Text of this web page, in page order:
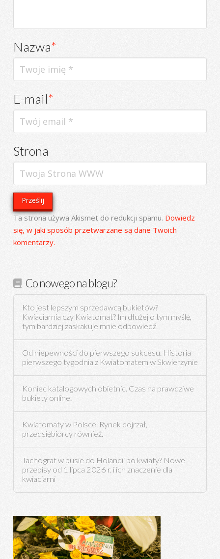
Nazwa*
E-mail*
Strona
Ta strona używa Akismet do redukcji spamu. Dowiedz
się, w jaki sposób przetwarzane są dane Twoich
komentarzy.
Co nowego na blogu?
Kto jest lepszym sprzedawcą bukietów?
Kwiaciarnia czy Kwiatomat? Im dłużej o tym myślę,
tym bardziej zaskakuje mnie odpowiedź.
Od niepewności do pierwszego sukcesu. Historia
pierwszego tygodnia z Kwiatomatem w Skwierzynie
Koniec katalogowych obietnic. Czas na prawdziwe
bukiety online.
Kwiatomaty w Polsce. Rynek dojrzał,
przedsiębiorcy również.
Tachograf w busie do Holandii po kwiaty? Nowe
przepisy od 1 lipca 2026 r. i ich znaczenie dla
kwiaciarni